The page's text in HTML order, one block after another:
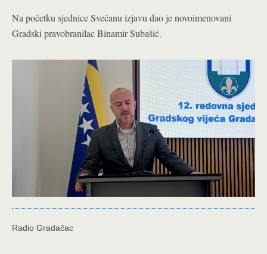
Na početku sjednice Svečanu izjavu dao je novoimenovani
Gradski pravobranilac Binamir Subašić.
Radio Gradačac